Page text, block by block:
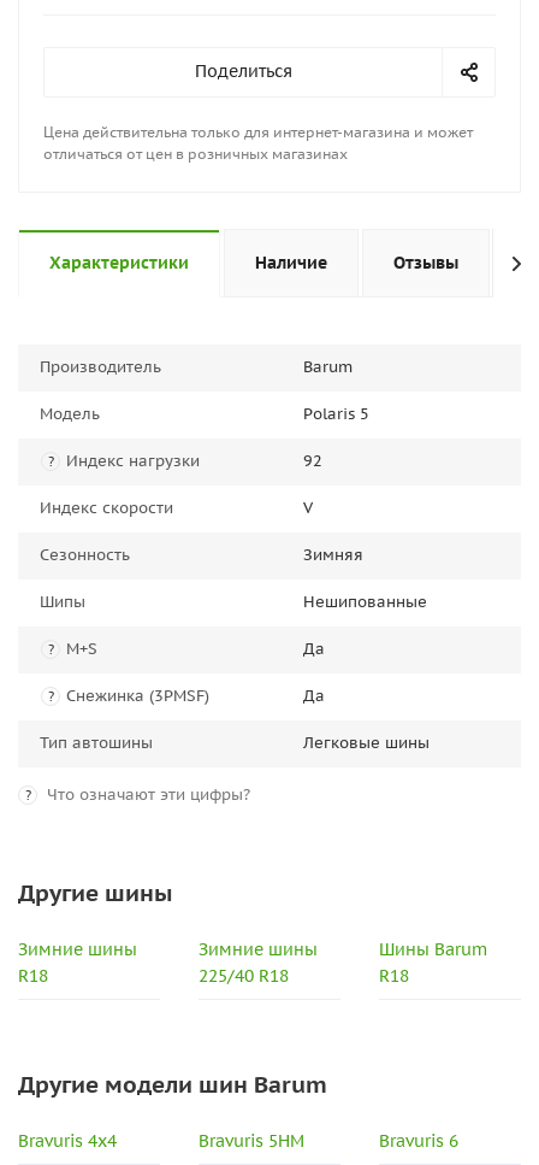
Поделиться
Цена действительна только для интернет-магазина и может
отличаться от цен в розничных магазинах
Характеристики Наличие Отзывы
Производитель Barum
Модель Polaris 5
? Индекс нагрузки 92
Индекс скорости V
Сезонность Зимняя
Шипы Нешипованные
? M+S Да
? Снежинка (3PMSF) Да
Тип автошины Легковые шины
? Что означают эти цифры?
Другие шины
Зимние шины
R18
Зимние шины
225/40 R18
Шины Barum
R18
Другие модели шин Barum
Bravuris 4x4 Bravuris 5HM Bravuris 6